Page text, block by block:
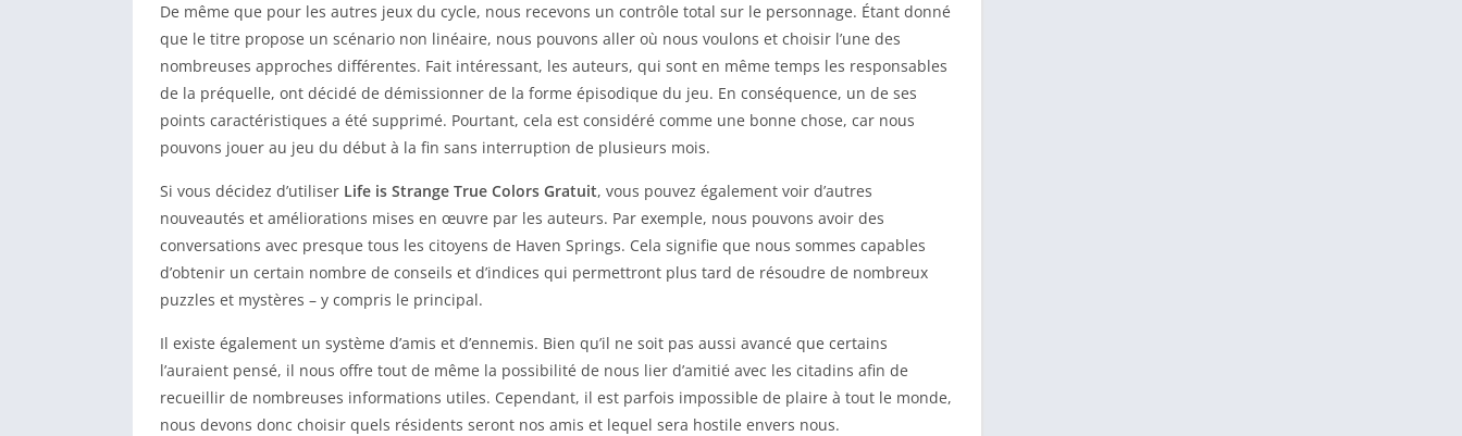
De même que pour les autres jeux du cycle, nous recevons un contrôle total sur le personnage. Étant donné
que le titre propose un scénario non linéaire, nous pouvons aller où nous voulons et choisir l’une des
nombreuses approches différentes. Fait intéressant, les auteurs, qui sont en même temps les responsables
de la préquelle, ont décidé de démissionner de la forme épisodique du jeu. En conséquence, un de ses
points caractéristiques a été supprimé. Pourtant, cela est considéré comme une bonne chose, car nous
pouvons jouer au jeu du début à la fin sans interruption de plusieurs mois.
Si vous décidez d’utiliser Life is Strange True Colors Gratuit, vous pouvez également voir d’autres
nouveautés et améliorations mises en œuvre par les auteurs. Par exemple, nous pouvons avoir des
conversations avec presque tous les citoyens de Haven Springs. Cela signifie que nous sommes capables
d’obtenir un certain nombre de conseils et d’indices qui permettront plus tard de résoudre de nombreux
puzzles et mystères – y compris le principal.
Il existe également un système d’amis et d’ennemis. Bien qu’il ne soit pas aussi avancé que certains
l’auraient pensé, il nous offre tout de même la possibilité de nous lier d’amitié avec les citadins afin de
recueillir de nombreuses informations utiles. Cependant, il est parfois impossible de plaire à tout le monde,
nous devons donc choisir quels résidents seront nos amis et lequel sera hostile envers nous.